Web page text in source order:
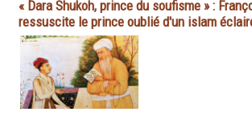
« Dara Shukoh, prince du soufisme » :
ressuscite le prince oublié d'un islam